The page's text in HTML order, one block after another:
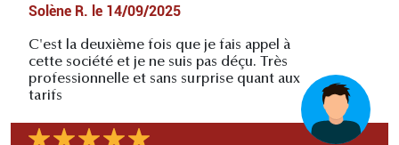
Solène R. le 14/09/2025
C'est la deuxième fois que je fais appel à
cette société et je ne suis pas déçu. Très
professionnelle et sans surprise quant aux
tarifs